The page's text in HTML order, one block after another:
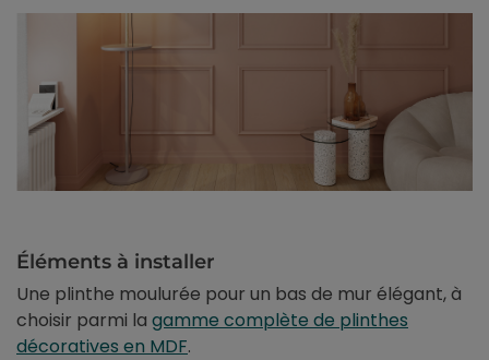
Éléments à installer
Une plinthe moulurée pour un bas de mur élégant, à
choisir parmi la gamme complète de plinthes
décoratives en MDF.